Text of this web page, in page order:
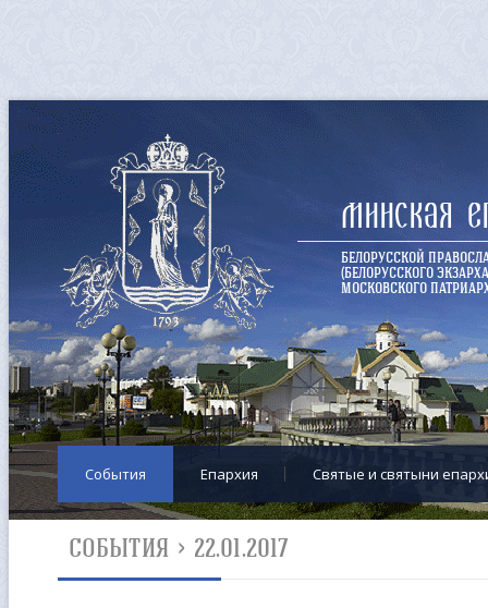
Минская
БЕЛОРУССКОЙ
(БЕЛОРУССКОГО
МОСКОВСКОГО
События Епархия Cвятые и святыни
СОБЫТИЯ > 22.01.2017